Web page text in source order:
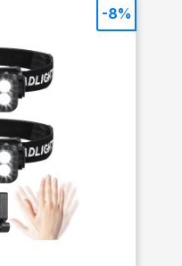
Modes d'éclairage avec
Détecteur de Mouvement】
Capteur de mouvement
intégré, appuyez sur 2
boutons pour changer de
modes différents. 5 Modes
d'éclairage conventionnels:
Blanche/COB Rouge/COB
Stroboscopique Rouge. 3
Modes d'éclairage du capteur:
Blanche/XPG+COB Blanche.
La capteur de gestes vous
offre la commodité dont vous
avez besoin pour toute
utilisation dans l'obscurité.
-8%